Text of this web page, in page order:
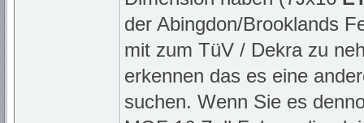
der Abingdon/Brooklands
mit zum TüV / Dekra zu
erkennen das es eine
suchen. Wenn Sie es